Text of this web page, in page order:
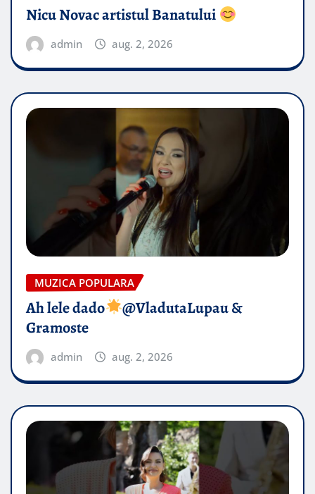
Nicu Novac artistul Banatului
admin aug. 2, 2026
MUZICA POPULARA
Ah lele dado​
@VladutaLupau &
Gramoste
admin aug. 2, 2026